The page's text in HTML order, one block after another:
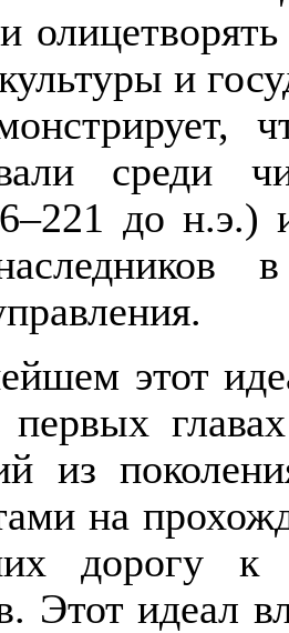
олицетворять
и
среди
до н.э.)
этот
из
на
дорогу к
Этот идеал